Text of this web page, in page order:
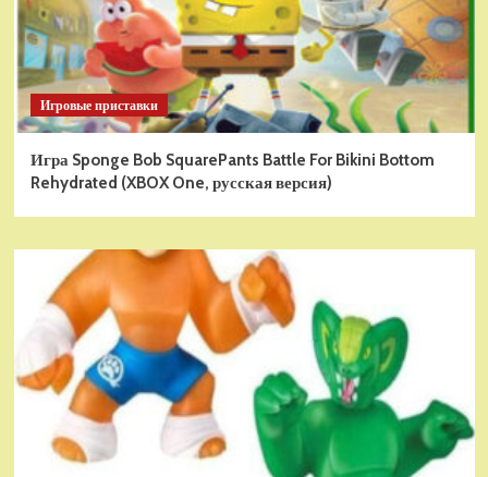
Игровые приставки
Игра Sponge Bob SquarePants Battle For Bikini Bottom
Rehydrated (XBOX One, русская версия)